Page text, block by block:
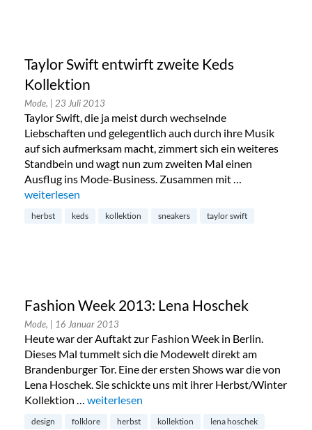
Taylor Swift entwirft zweite Keds
Kollektion
Mode, | 23 Juli 2013
Taylor Swift, die ja meist durch wechselnde
Liebschaften und gelegentlich auch durch ihre Musik
auf sich aufmerksam macht, zimmert sich ein weiteres
Standbein und wagt nun zum zweiten Mal einen
Ausflug ins Mode-Business. Zusammen mit …
„Taylor Swift entwirft zweite Keds Kollektion“
weiterlesen
herbst keds kollektion sneakers taylor swift
Fashion Week 2013: Lena Hoschek
Mode, | 16 Januar 2013
Heute war der Auftakt zur Fashion Week in Berlin.
Dieses Mal tummelt sich die Modewelt direkt am
Brandenburger Tor. Eine der ersten Shows war die von
Lena Hoschek. Sie schickte uns mit ihrer Herbst/Winter
Kollektion … „Fashion Week 2013: Lena Hoschek“
weiterlesen
design folklore herbst kollektion lena hoschek